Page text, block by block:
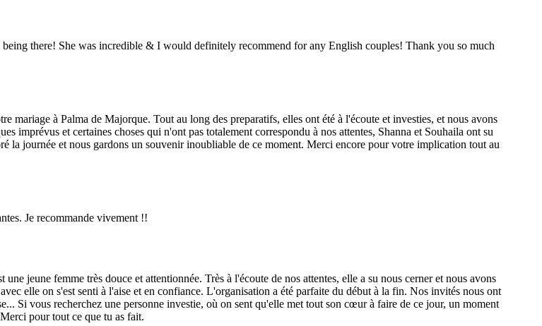
there! She was incredible & I would definitely recommend for any English couples! Thank you so much
mariage à Palma de Majorque. Tout au long des preparatifs, elles ont été à l'écoute et investies, et nous avons
imprévus et certaines choses qui n'ont pas totalement correspondu à nos attentes, Shanna et Souhaila ont su
la journée et nous gardons un souvenir inoubliable de ce moment. Merci encore pour votre implication tout au
Je recommande vivement !!
jeune femme très douce et attentionnée. Très à l'écoute de nos attentes, elle a su nous cerner et nous avons
elle on s'est senti à l'aise et en confiance. L'organisation a été parfaite du début à la fin. Nos invités nous ont
Si vous recherchez une personne investie, où on sent qu'elle met tout son cœur à faire de ce jour, un moment
pour tout ce que tu as fait.